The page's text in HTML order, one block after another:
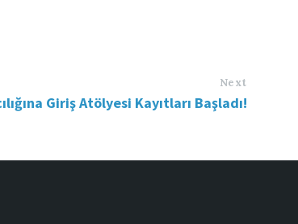
Next
Giriş Atölyesi Kayıtları Başladı!